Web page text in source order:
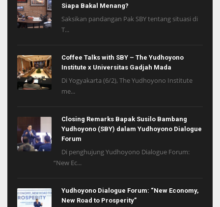
Siapa Bakal Menang?
Saksikan pandangan Pak SBY tentang situasi di
T...
Coffee Talks with SBY – The Yudhoyono
Institute x Universitas Gadjah Mada
Di Yogyakarta (6/2), The Yudhoyono Institute
me...
Closing Remarks Bapak Susilo Bambang
Yudhoyono (SBY) dalam Yudhoyono Dialogue
Forum
Di penghujung Yudhoyono Dialogue Forum:
“New Ec...
Yudhoyono Dialogue Forum: “New Economy,
New Road to Prosperity”